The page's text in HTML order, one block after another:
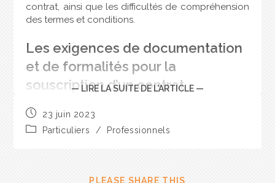
contrat, ainsi que les difficultés de compréhension
des termes et conditions.
Les exigences de documentation
et de formalités pour la
souscription d’un contrat
Pour souscrire un contrat d’assurance, il est
— LIRE LA SUITE DE L'ARTICLE —
23 juin 2023
Particuliers
/ Professionnels
PLEASE SHARE THIS